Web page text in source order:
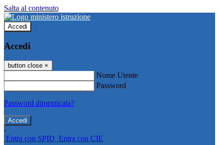
Salta al contenuto
Accedi
Accedi
button close ×
Nome Utente
Password
Password dimenticata?
-
Entra con SPID Entra con CIE